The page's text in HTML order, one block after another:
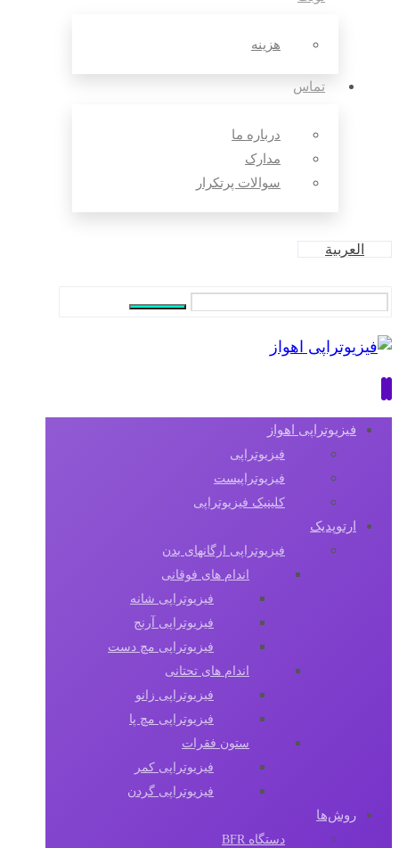
هزینه
تماس
درباره ما
مدارک
سوالات پرتکرار
العربية
فیزیوتراپی اهواز
فیزیوتراپی
فیزیوتراپیست
کلینیک فیزیوتراپی
ارتوپدیک
فیزیوتراپی ارگانهای بدن
اندام های فوقانی
فیزیوتراپی شانه
فیزیوتراپی آرنج
فیزیوتراپی مچ دست
اندام های تحتانی
فیزیوتراپی زانو
فیزیوتراپی مچ پا
ستون فقرات
فیزیوتراپی کمر
فیزیوتراپی گردن
روش‌ها
دستگاه BFR